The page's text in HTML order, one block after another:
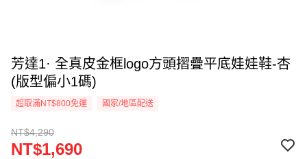
芳達1· 全真皮金框logo方頭摺疊平底娃娃鞋-杏
(版型偏小1碼)
超取滿NT$800免運 國家/地區配送
NT$4,290
NT$1,690